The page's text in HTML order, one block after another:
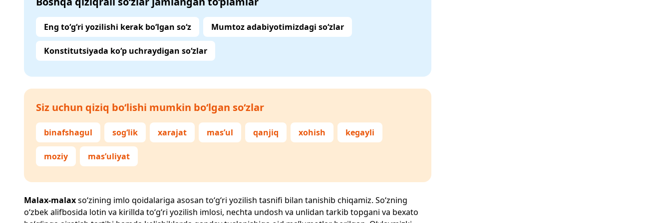
Eng to‘g‘ri yozilishi kerak bo‘lgan so‘z Mumtoz adabiyotimizdagi so‘zlar
Konstitutsiyada ko‘p uchraydigan so‘zlar
Siz uchun qiziq bo‘lishi mumkin bo‘lgan so‘zlar
binafshagul sog‘lik xarajat mas’ul qanjiq xohish kegayli
moziy mas’uliyat
Malax-malaxso‘zining imlo qoidalariga asosan to‘g‘ri yozilish tasnifi bilan tanishib chiqamiz. So‘zning
o‘zbek alifbosida lotin va kirillda to‘g‘ri yozilish imlosi, nechta undosh va unlidan tarkib topgani va bexato